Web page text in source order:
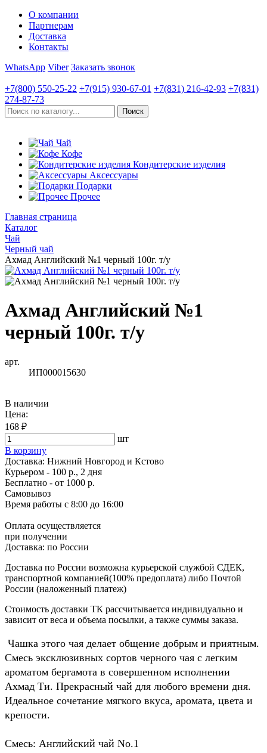
О компании
Партнерам
Доставка
Контакты
WhatsApp Viber Заказать звонок
+7(800) 550-25-22 +7(915) 930-67-01 +7(831) 216-42-93 +7(831)
274-87-73
Чай
Кофе
Кондитерские изделия
Аксессуары
Подарки
Прочее
Главная страница
Каталог
Чай
Черный чай
Ахмад Английский №1 черный 100г. т/у
Ахмад Английский №1
черный 100г. т/у
арт.
ИП000015630
В наличии
Цена:
168 ₽
шт
В корзину
Доставка: Нижний Новгород и Кстово
Курьером - 100 р., 2 дня
Бесплатно - от 1000 р.
Самовывоз
Время работы с 8:00 до 16:00
Оплата осуществляется
при получении
Доставка: по России
Доставка по России возможна курьерской службой СДЕК,
транспортной компанией(100% предоплата) либо Почтой
России (наложенный платеж)
Стоимость доставки ТК рассчитывается индивидуально и
зависит от веса и объема посылки, а также суммы заказа.
Чашка этого чая делает общение добрым и приятным.
Смесь эксклюзивных сортов черного чая с легким
ароматом бергамота в совершенном исполнении
Ахмад Ти. Прекрасный чай для любого времени дня.
Идеальное сочетание мягкого вкуса, аромата, цвета и
крепости.
Смесь: Английский чай No.1